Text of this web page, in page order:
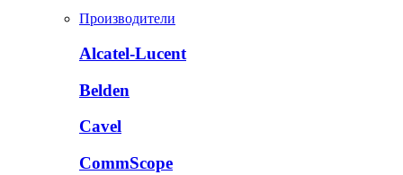
Производители
Alcatel-Lucent
Belden
Cavel
CommScope